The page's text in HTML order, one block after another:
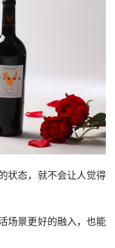
状态，就不会让人觉得
场景更好的融入，也能